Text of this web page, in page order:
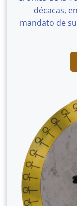
décacas,
mandato de